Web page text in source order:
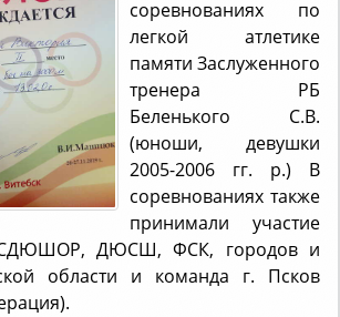
соревнованиях по
легкой атлетике
памяти Заслуженного
тренера РБ
Беленького С.В.
(юноши, девушки
2005-2006 гг. р.) В
соревнованиях также
принимали участие
ДЮСШ, ФСК, городов и
области и команда г. Псков